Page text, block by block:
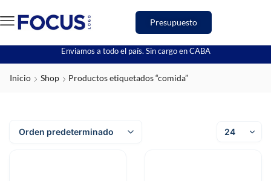
Presupuesto
Enviamos a todo el país. Sin cargo en CABA
Inicio Shop Productos etiquetados “comida”